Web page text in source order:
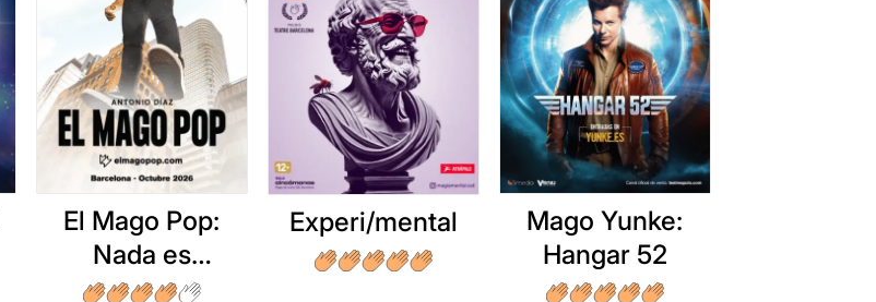
El Mago Pop:
Nada es
imposible
Experi/mental
Mago Yunke:
Hangar 52